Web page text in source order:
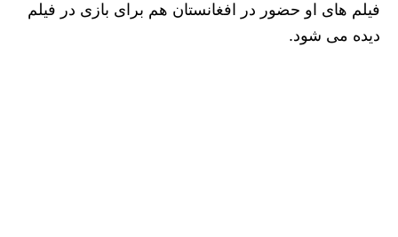
فیلم های او حضور در افغانستان هم برای بازی در فیلم
دیده می شود.